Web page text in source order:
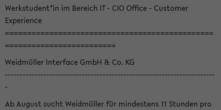
Werkstudent*in im Bereich IT - CIO Office - Customer
Experience
===============================================
=========================
Weidmüller Interface GmbH & Co. KG
-----------------------------------------------------------------------
-
Ab August sucht Weidmüller für mindestens 11 Stunden pro